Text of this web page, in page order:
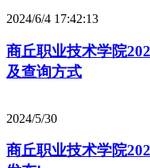
2024/6/4 17:42:13
商丘职业技术学院
及查询方式
2024/5/30
商丘职业技术学院